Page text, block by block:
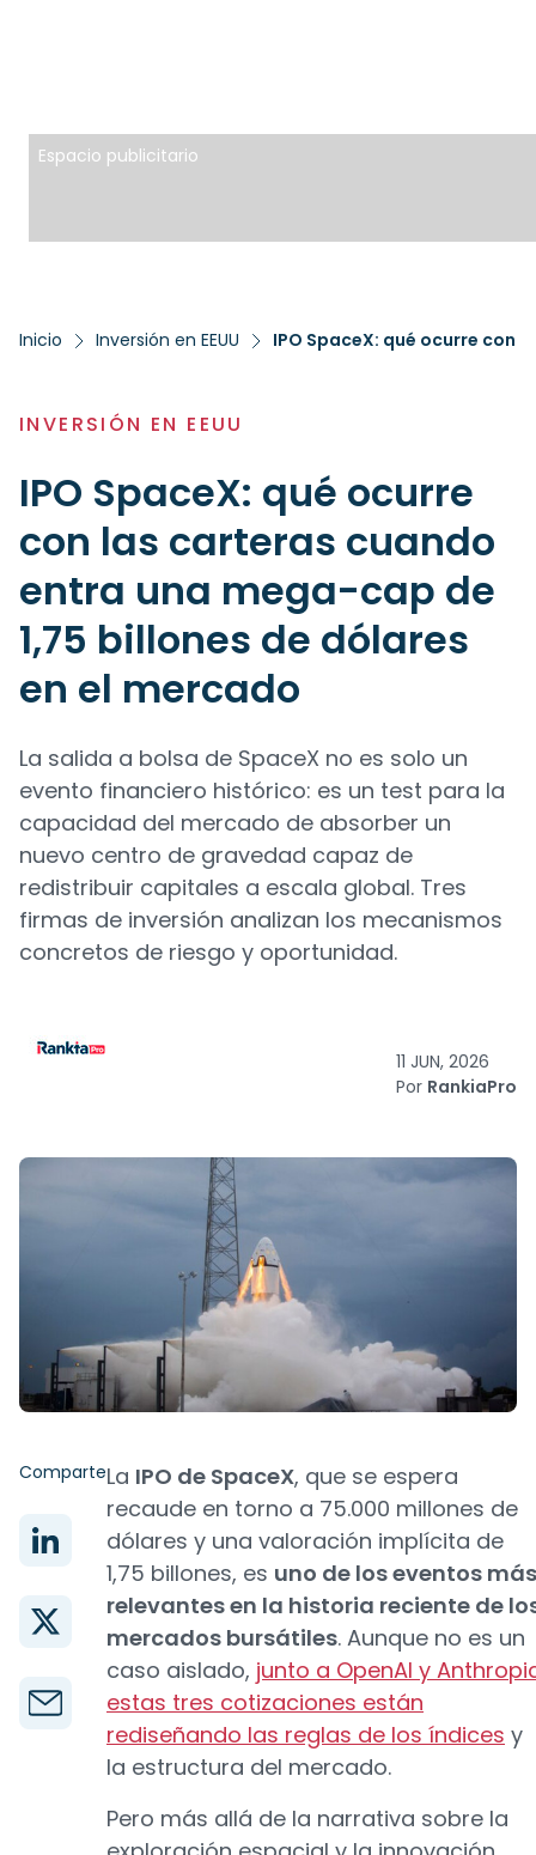
Espacio publicitario
Inicio Inversión en EEUU
INVERSIÓN EN EEUU
IPO SpaceX: qué ocurre
con las carteras cuando
entra una mega-cap de
1,75 billones de dólares
en el mercado
La salida a bolsa de SpaceX no es solo un
evento financiero histórico: es un test para la
capacidad del mercado de absorber un
nuevo centro de gravedad capaz de
redistribuir capitales a escala global. Tres
firmas de inversión analizan los mecanismos
concretos de riesgo y oportunidad.
11 JUN, 2026
Por RankiaPro
ComparteLa IPO de SpaceX, que se espera
recaude en torno a 75.000 millones de
dólares y una valoración implícita de
1,75 billones, es uno de los eventos más
relevantes en la historia reciente de
mercados bursátiles. Aunque no es un
caso aislado, junto a OpenAI y
estas tres cotizaciones están
rediseñando las reglas de los índices y
la estructura del mercado.
Pero más allá de la narrativa sobre la